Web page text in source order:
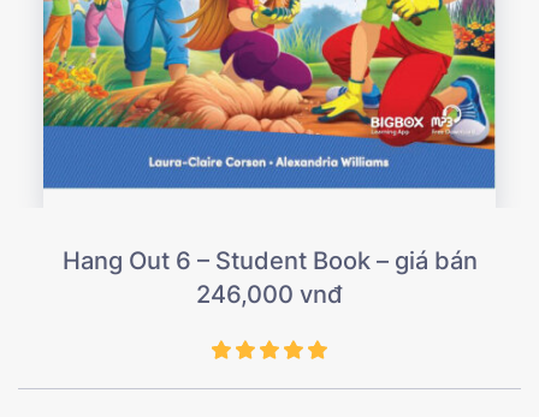
Hang Out 6 – Student Book – giá bán
246,000 vnđ